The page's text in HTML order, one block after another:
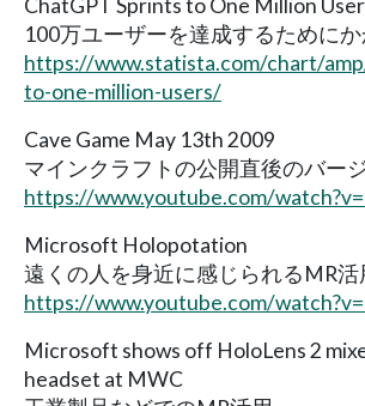
ChatGPT Sprints to One Million
100万ユーザーを達成するために
https://www.statista.com/chart/
to-one-million-users/
Cave Game May 13th 2009
マインクラフトの公開直後のバー
https://www.youtube.com/
Microsoft Holopotation
遠くの人を身近に感じられるMR活
https://www.youtube.com/
Microsoft shows off HoloLens 2
headset at MWC